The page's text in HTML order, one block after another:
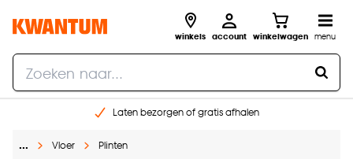
winkels account winkelwagen menu
Laten bezorgen of gratis afhalen
Gratis raam advies en opmeten aan huis
… Vloer Plinten